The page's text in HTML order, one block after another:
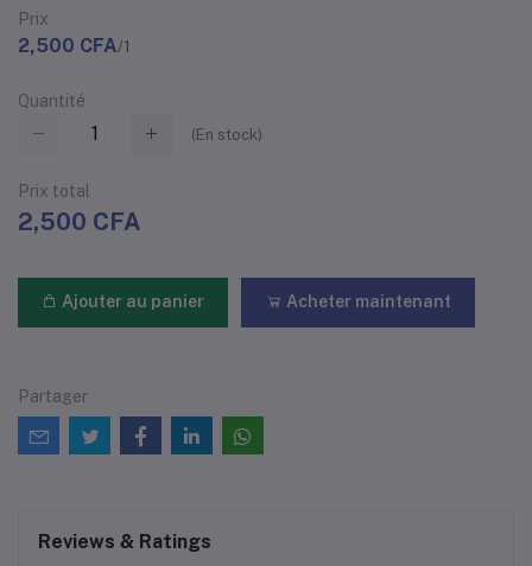
Prix
2,500 CFA/1
Quantité
( En stock)
Prix ​​total
2,500 CFA
Ajouter au panier Acheter maintenant
Partager
Reviews & Ratings